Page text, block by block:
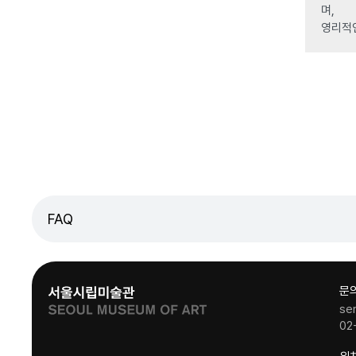
며,
영리적
FAQ
문